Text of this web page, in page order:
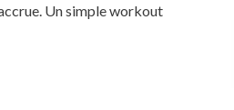
Un simple workout